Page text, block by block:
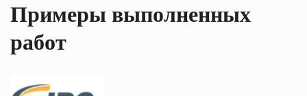
Примеры выполненных
работ